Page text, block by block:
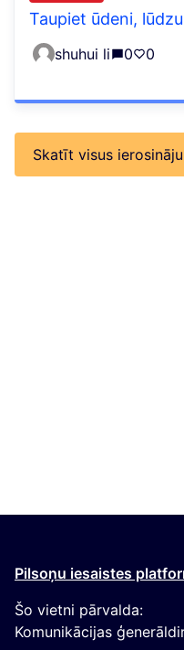
Taupiet ūdeni, lūdzu
shuhui li 0 0
Skatīt visus
Pilsoņu iesaistes
Šo vietni pārvalda:
Komunikācijas